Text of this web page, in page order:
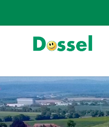
content
main
footer